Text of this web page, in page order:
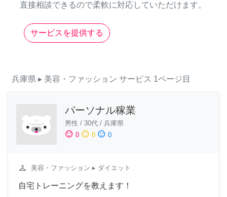
直接相談できるので柔軟に対応していただけます。
サービスを提供する
兵庫県 ▸ 美容・ファッション サービス 1ページ目
パーソナル稼業
男性 / 30代 / 兵庫県
sentiment_satisfied 0 sentiment_neutral 0 sentiment_dissatisfied 0
checkroom 美容・ファッション ▸ ダイエット
自宅トレーニングを教えます！